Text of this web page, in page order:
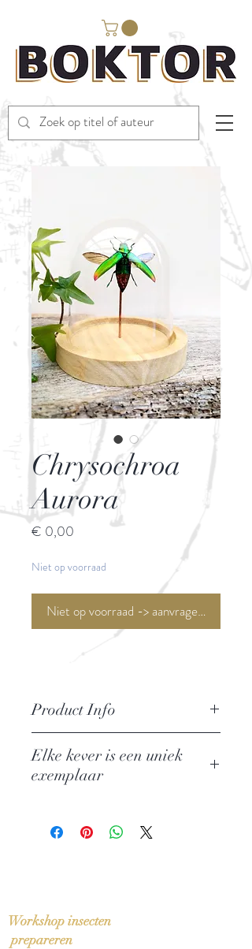
Chrysochroa
Aurora
€ 0,00
Niet op voorraad
Niet op voorraad -> aanvragen <-
Product Info
Familie: Buprestidae
Herkomst: Sulawesi
Afmetingen stolp: 10 x 10 cm
Elke kever is een uniek
exemplaar
wat afwijken van de voorbeeldfoto
Workshop insecten
prepareren